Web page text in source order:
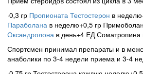
·0,3 гр Пропионата Тестостерон в
Параболана в неделю+0,5 гр
Оксандролона в день+4 ЕД Соматропина
Спортсмен принимал препараты и в
анаболики по 3-4 недели приема и 3-4